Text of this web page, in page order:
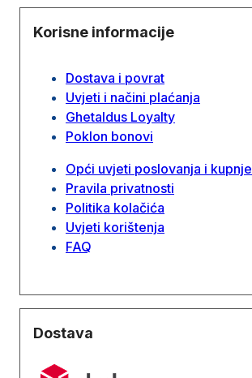
Korisne informacije
Dostava i povrat
Uvjeti i načini plaćanja
Ghetaldus Loyalty
Poklon bonovi
Opći uvjeti poslovanja i kupnje
Pravila privatnosti
Politika kolačića
Uvjeti korištenja
FAQ
Dostava